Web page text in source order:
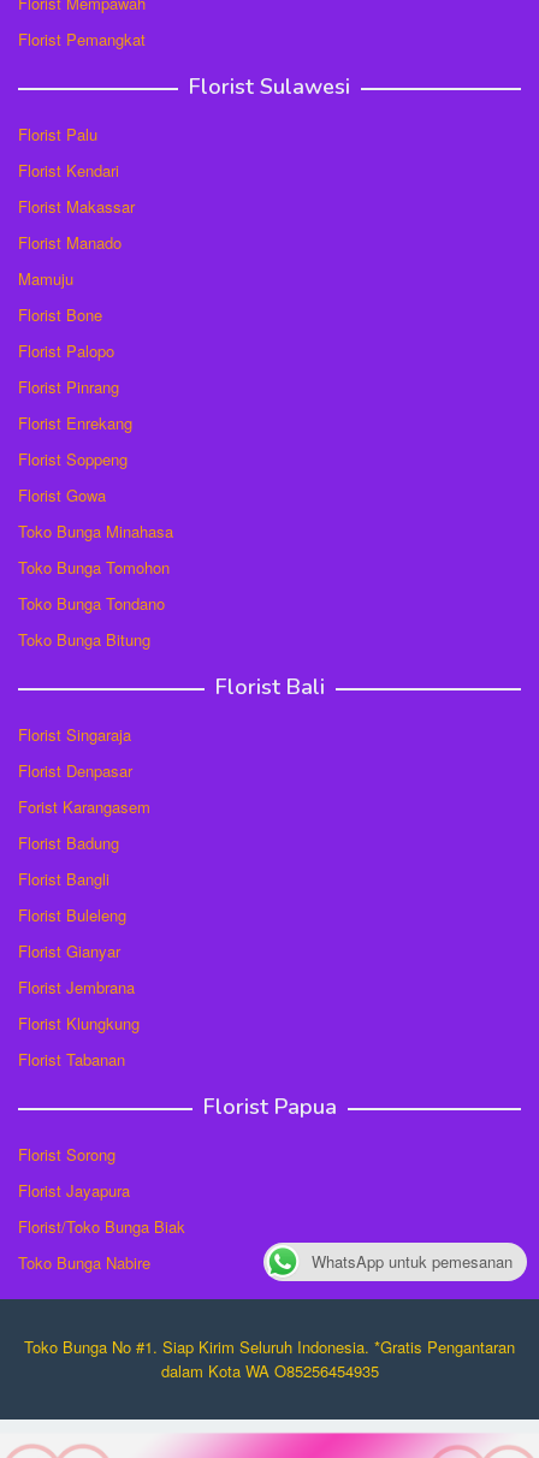
Florist Pemangkat
Florist Sulawesi
Florist Palu
Florist Kendari
Florist Makassar
Florist Manado
Mamuju
Florist Bone
Florist Palopo
Florist Pinrang
Florist Enrekang
Florist Soppeng
Florist Gowa
Toko Bunga Minahasa
Toko Bunga Tomohon
Toko Bunga Tondano
Toko Bunga Bitung
Florist Bali
Florist Singaraja
Florist Denpasar
Forist Karangasem
Florist Badung
Florist Bangli
Florist Buleleng
Florist Gianyar
Florist Jembrana
Florist Klungkung
Florist Tabanan
Florist Papua
Florist Sorong
Florist Jayapura
Florist/Toko Bunga Biak
Toko Bunga Nabire
Toko Bunga No #1. Siap Kirim Seluruh Indonesia. *Gratis Pengantaran
dalam Kota WA O85256454935
WhatsApp untuk pemesanan